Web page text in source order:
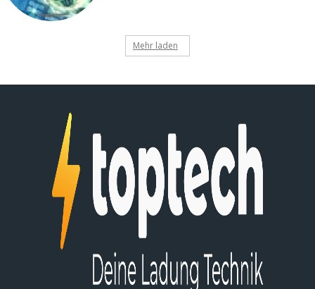
Mehr laden